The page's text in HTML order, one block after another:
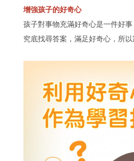
增強孩子的好奇心
孩子對事物充滿好奇心是一件好
究底找尋答案，滿足好奇心，所